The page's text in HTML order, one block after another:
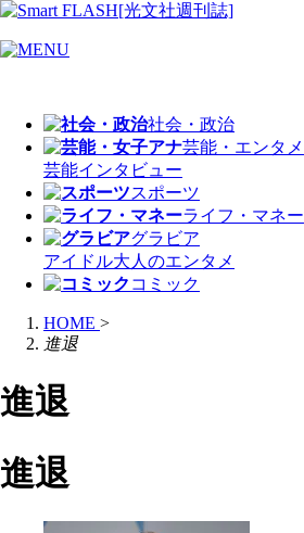
社会・政治
芸能・エンタメ
芸能インタビュー
スポーツ
ライフ・マネー
グラビア
アイドル大人のエンタメ
コミック
HOME >
進退
進退
進退